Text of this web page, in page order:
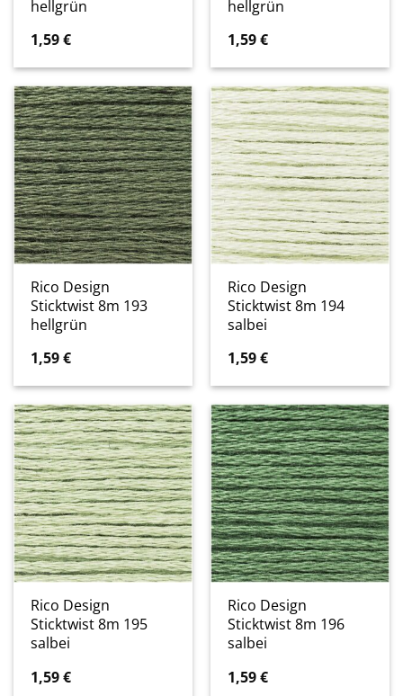
hellgrün
1,59€
hellgrün
1,59€
Rico Design
Sticktwist 8m 193
hellgrün
1,59€
Rico Design
Sticktwist 8m 194
salbei
1,59€
Rico Design
Sticktwist 8m 195
salbei
1,59€
Rico Design
Sticktwist 8m 196
salbei
1,59€